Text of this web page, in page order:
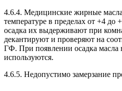
4.6.4. Медицинские жирные масла
температуре в пределах от +4
осадка их выдерживают при
декантируют и проверяют на
ГФ. При появлении осадка масла
используются.
4.6.5. Недопустимо замерзание